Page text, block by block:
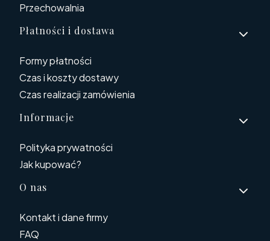
Przechowalnia
Płatności i dostawa
Formy płatności
Czas i koszty dostawy
Czas realizacji zamówienia
Informacje
Polityka prywatności
Jak kupować?
O nas
Kontakt i dane firmy
FAQ